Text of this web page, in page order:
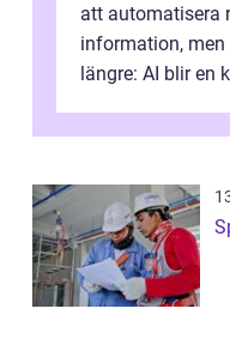
att automatisera
information, men
längre: AI blir en